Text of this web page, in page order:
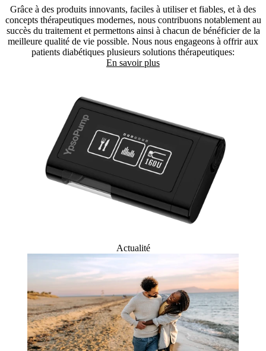
Grâce à des produits innovants, faciles à utiliser et fiables, et à des
concepts thérapeutiques modernes, nous contribuons notablement au
succès du traitement et permettons ainsi à chacun de bénéficier de la
meilleure qualité de vie possible. Nous nous engageons à offrir aux
patients diabétiques plusieurs solutions thérapeutiques:
En savoir plus
Actualité